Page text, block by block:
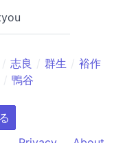
志良 群生
裕作
鴨谷